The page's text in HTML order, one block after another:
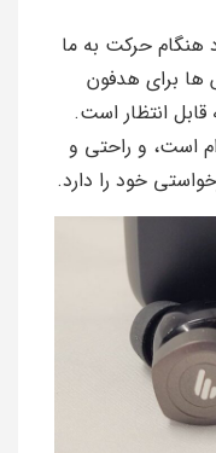
هنگام حرکت به ما
ها برای هدفون
انتظار است.
است، و راحتی و
خود را دارد.